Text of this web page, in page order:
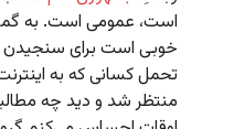
است، عمومی است. به
خوبی است برای سنجیدن
تحمل کسانی که به
منتظر شد و دید چه